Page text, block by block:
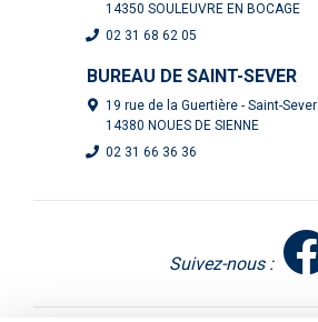
14350 SOULEUVRE EN BOCAGE
02 31 68 62 05
BUREAU DE SAINT-SEVER
19 rue de la Guertière - Saint-Sever
14380 NOUES DE SIENNE
02 31 66 36 36
Suivez-nous :